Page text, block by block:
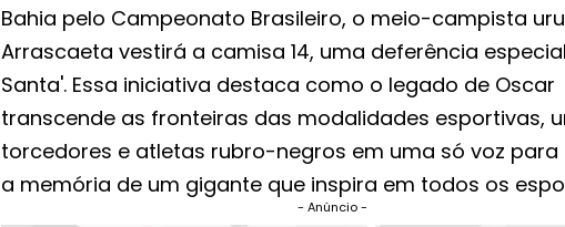
Bahia pelo Campeonato Brasileiro, o meio-campista
Arrascaeta vestirá a camisa 14, uma deferência
Santa'. Essa iniciativa destaca como o legado de Oscar
transcende as fronteiras das modalidades esportivas,
torcedores e atletas rubro-negros em uma só voz para
a memória de um gigante que inspira em todos os
- Anúncio -